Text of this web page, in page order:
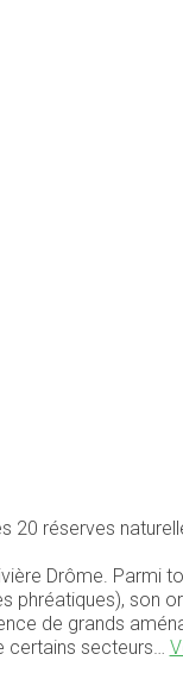
20 réserves
Drôme. Parmi
son
de grands
secteurs…